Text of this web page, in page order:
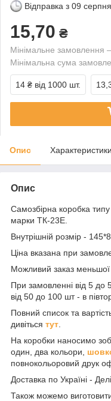
Відправка з 09
15,70 ₴
Мінімальне замовлення
Мінімальна сума
14 ₴ від 1000 шт.
Опис Характеристики
Опис
Самозбірна коробка
марки ТК-23Е.
Внутрішній розмір -
Ціна вказана при
Можливий заказ меньшої
При замовленні від 5 до
від 50 до 100 шт - в
Повний список та
дивіться тут
На коробки наносимо
один, два кольори,
повнокольоровий друк
Доставка по Україні -
Також можемо